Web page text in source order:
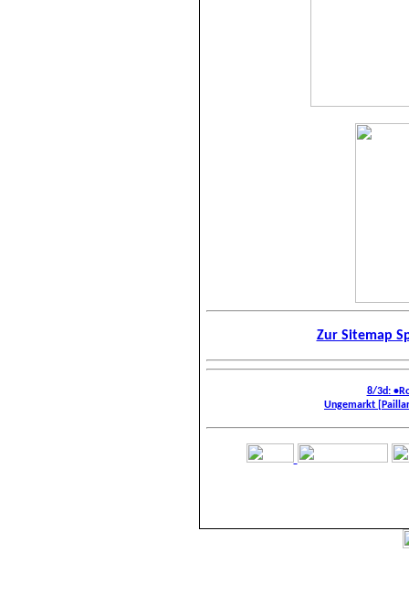
Zur Sitemap
8/3d:
Ungemarkt